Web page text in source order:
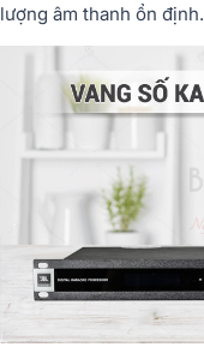
lượng âm thanh ổn định.